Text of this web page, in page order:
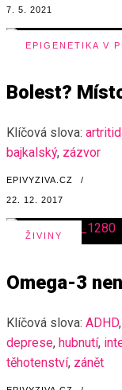
7. 5. 2021
EPIGENETIKA V
Bolest?
Klíčová slova:
bajkalský, zázvor
EPIVYZIVA.CZ /
22. 12. 2017
ŽIVINY
Omega-3
Klíčová slova: ADHD,
deprese, hubnutí,
těhotenství, zánět